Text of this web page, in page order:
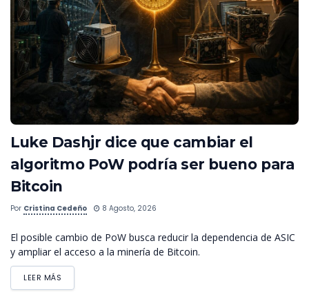
Luke Dashjr dice que cambiar el
algoritmo PoW podría ser bueno para
Bitcoin
Por Cristina Cedeño 8 Agosto, 2026
El posible cambio de PoW busca reducir la dependencia de ASIC
y ampliar el acceso a la minería de Bitcoin.
LEER MÁS